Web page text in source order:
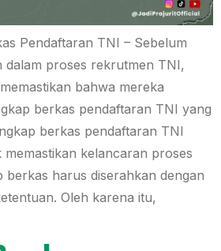
Pendaftaran TNI – Sebelum
dalam proses rekrutmen TNI,
bahwa mereka
berkas pendaftaran TNI yang
berkas pendaftaran TNI
kelancaran proses
berkas harus diserahkan dengan
Oleh karena itu,